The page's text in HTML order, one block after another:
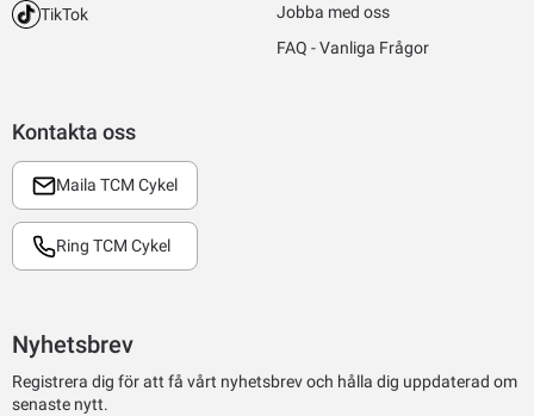
Kontakta oss
Maila TCM Cykel
Ring TCM Cykel
TikTok
Jobba med oss
FAQ - Vanliga Frågor
Nyhetsbrev
Registrera dig för att få vårt nyhetsbrev och hålla dig uppdaterad om
senaste nytt.